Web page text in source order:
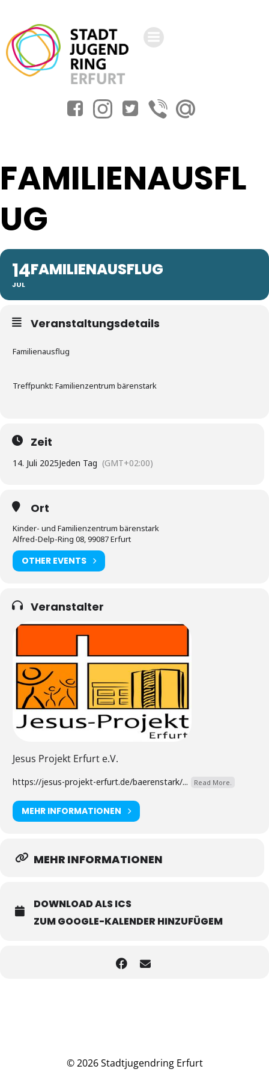
springen
FAMILIENAUSFL
UG
14
JUL
FAMILIENAUSFLUG
Veranstaltungsdetails
Familienausflug
Treffpunkt: Familienzentrum bärenstark
Zeit
14. Juli 2025Jeden Tag (GMT+02:00)
Ort
Kinder- und Familienzentrum bärenstark
Alfred-Delp-Ring 08, 99087 Erfurt
OTHER EVENTS
Veranstalter
Jesus Projekt Erfurt e.V.
https://jesus-projekt-erfurt.de/baerenstark/... Read More.
MEHR INFORMATIONEN
MEHR INFORMATIONEN
DOWNLOAD ALS ICS
ZUM GOOGLE-KALENDER HINZUFÜGEM
© 2026 Stadtjugendring Erfurt